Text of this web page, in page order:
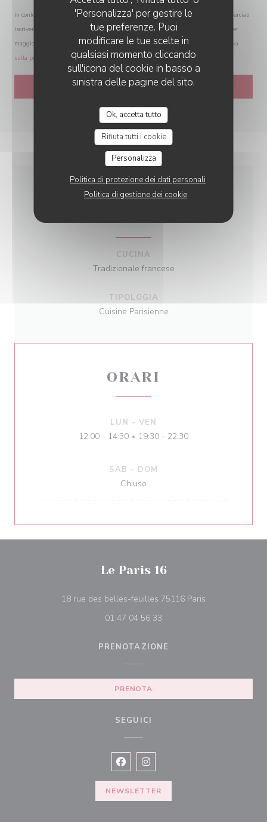
'Personalizza' per gestire le
tue preferenze. Puoi
modificare le tue scelte in
qualsiasi momento cliccando
sull'icona del cookie in basso a
sinistra delle pagine del sito.
Ok, accetta tutto
Rifiuta tutti i cookie
Personalizza
Politica di protezione dei dati personali
Politica di gestione dei cookie
In conformità al Codice del Consumo, hai il diritto di opporti alle chiamate commerciali
iscrivendoti al Registro Pubblico delle Opposizioni: registrodelleopposizioni.it
. Per
maggiori informazioni sul trattamento dei tuoi dati, consulta la nostra
informativa
sulla privacy
INFORMAZIONI
CUCINA
Tradizionale francese
TIPOLOGIA
Cuisine Parisienne
ORARI
LUN -VEN
12:00 - 14:30 • 19:30 - 22:30
SAB - DOM
Chiuso
Le Paris 16
18 rue des belles-feuilles 75116 Paris
01 47 04 56 33
PRENOTAZIONE
PRENOTA
SEGUICI
Facebook ((apre una nuova
Instagram ((apre una nuova
NEWSLETTER